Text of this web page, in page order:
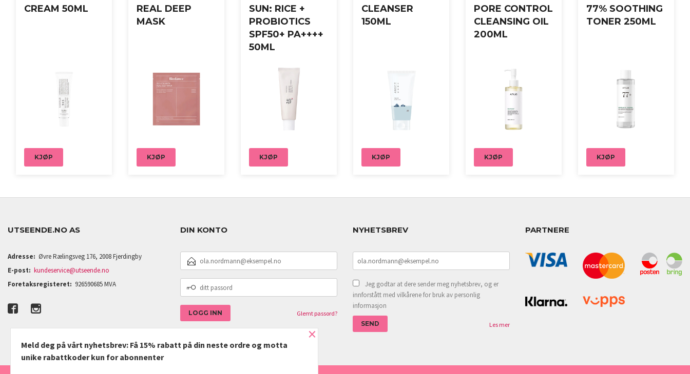
CREAM 50ML
KJØP
REAL DEEP
MASK
KJØP
SUN: RICE +
PROBIOTICS
SPF50+ PA++++
50ML
KJØP
CLEANSER
150ML
KJØP
PORE CONTROL
CLEANSING OIL
200ML
KJØP
77% SOOTHING
TONER 250ML
KJØP
UTSEENDE.NO AS
Adresse: Øvre Rælingsveg 176, 2008 Fjerdingby
E-post: kundeservice@utseende.no
Foretaksregisteret: 926590685 MVA
DIN KONTO
POSTADRESSE
PASSORD
Glemt passord?
NYHETSBREV
Jeg godtar at dere sender meg nyhetsbrev, og er
innforstått med vilkårene for bruk av personlig
informasjon
Les mer
PARTNERE
×
Meld deg på vårt nyhetsbrev: Få 15% rabatt på din neste ordre og motta
unike rabattkoder kun for abonnenter